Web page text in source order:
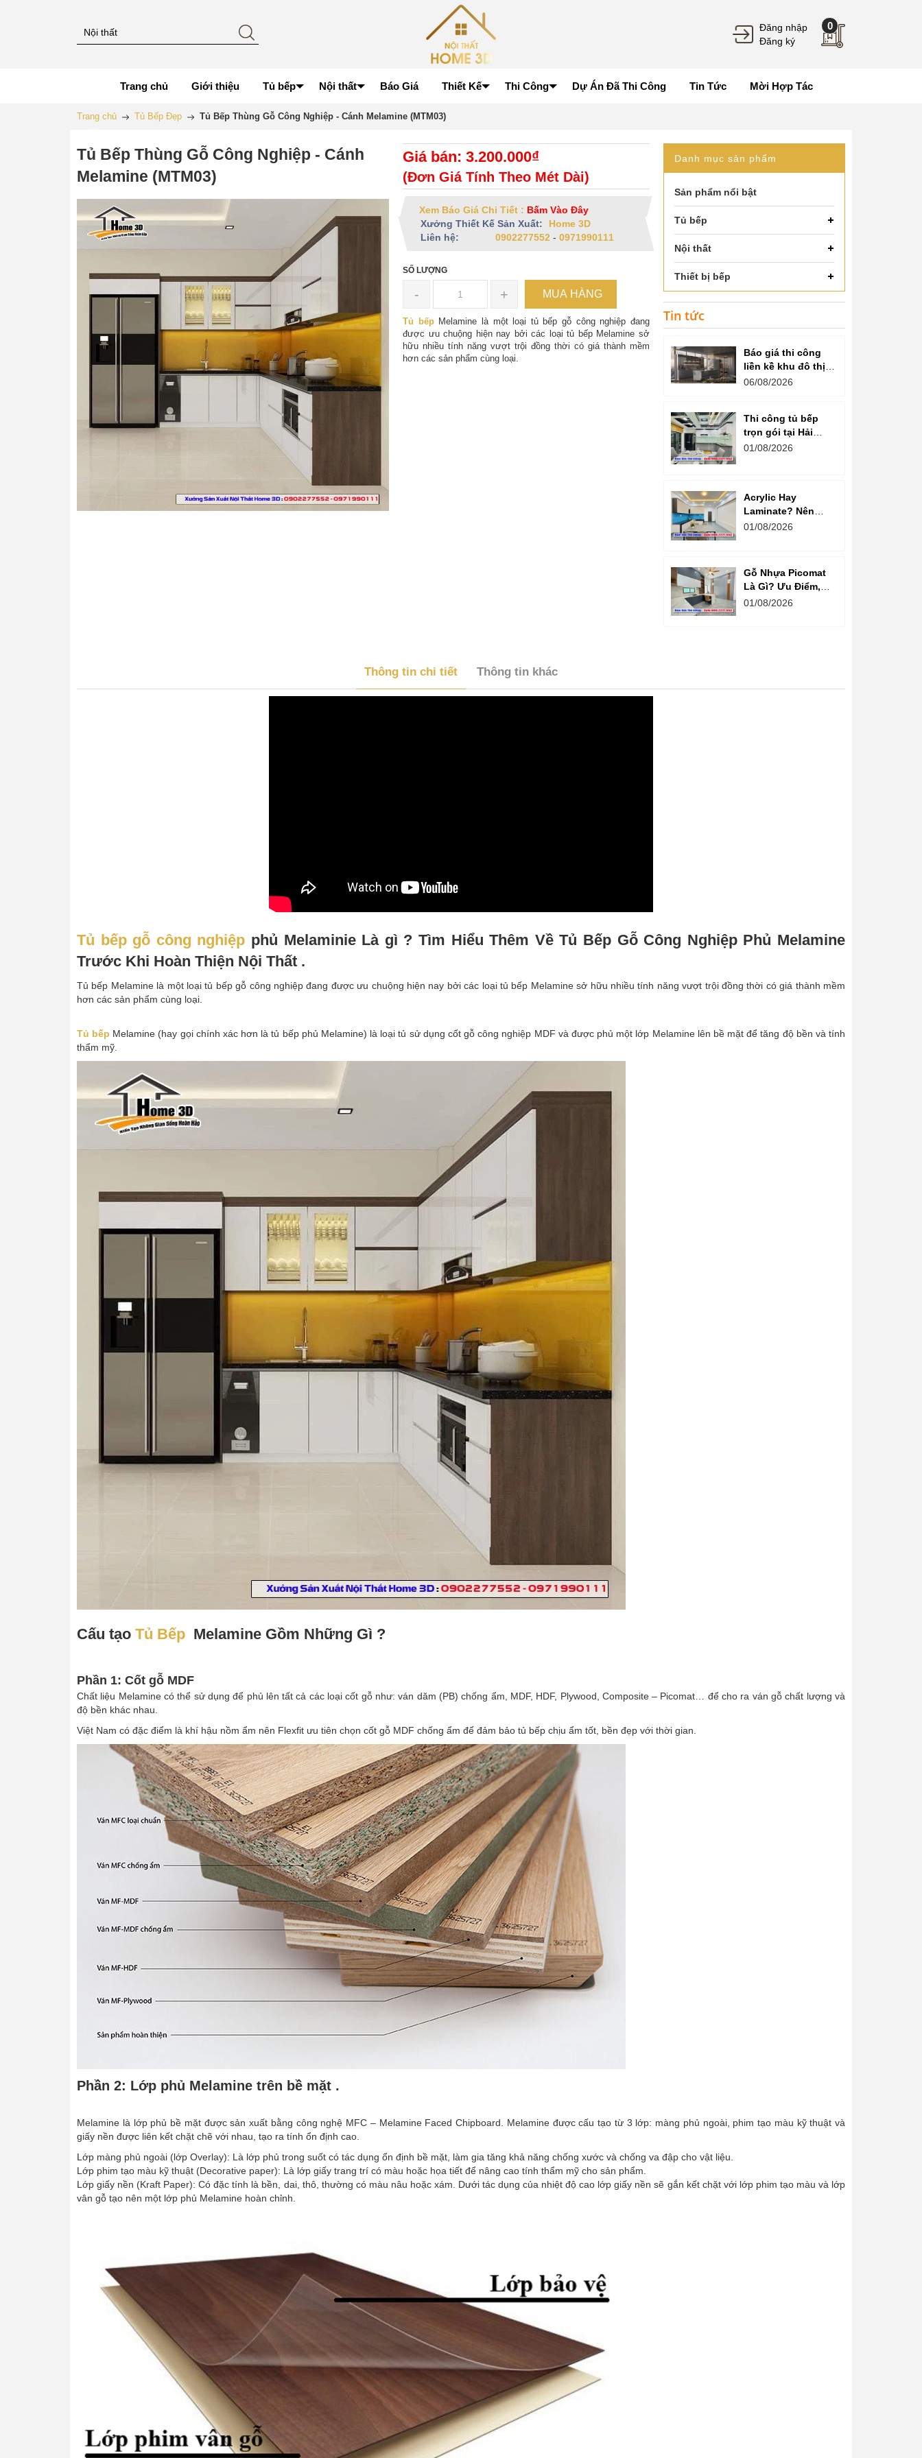
Đăng nhập
Đăng ký
0
Trang chủ Giới thiệu Tủ bếp Nội thất Báo Giá Thiết Kế Thi Công Dự Án Đã Thi Công Tin Tức Mời Hợp Tác
Trang chủ Tủ Bếp Đẹp Tủ Bếp Thùng Gỗ Công Nghiệp - Cánh Melamine (MTM03)
Tủ Bếp Thùng Gỗ Công Nghiệp - Cánh
Melamine (MTM03)
Giá bán: 3.200.000₫
(Đơn Giá Tính Theo Mét Dài)
Xem Báo Giá Chi Tiết : Bấm Vào Đây
Xưởng Thiết Kế Sản Xuất:
Home 3D
Liên hệ:
0902277552 -0971990111
SỐ LƯỢNG
- + MUA HÀNG
Tủ bếpMelamine là một loại tủ bếp gỗ công nghiệp đang
được ưu chuộng hiện nay bởi các loại tủ bếp Melamine sở
hữu nhiều tính năng vượt trội đồng thời có giá thành mềm
hơn các sản phẩm cùng loại.
Danh mục sản phẩm
Sản phẩm nổi bật
Tủ bếp
Nội thất
Thiết bị bếp
Tin tức
Báo giá thi công
liền kề khu đô thị
văn phú hà đông
06/08/2026
Thi công tủ bếp
trọn gói tại Hải
Dương cam kết
01/08/2026
Acrylic Hay
Laminate? Nên
Chọn Loại Nào
01/08/2026
Gỗ Nhựa Picomat
Là Gì? Ưu Điểm,
Nhược Điểm Và
01/08/2026
Thông tin chi tiết Thông tin khác
Tủ bếp gỗ công nghiệp phủ Melaminie Là gì ? Tìm Hiểu Thêm Về Tủ Bếp Gỗ Công Nghiệp Phủ Melamine
Trước Khi Hoàn Thiện Nội Thất .
Tủ bếp Melamine là một loại tủ bếp gỗ công nghiệp đang được ưu chuộng hiện nay bởi các loại tủ bếp Melamine sở hữu nhiều tính năng vượt trội đồng thời có giá thành mềm
hơn các sản phẩm cùng loại.
Tủ bếp Melamine (hay gọi chính xác hơn là tủ bếp phủ Melamine) là loại tủ sử dụng cốt gỗ công nghiệp MDF và được phủ một lớp Melamine lên bề mặt để tăng độ bền và tính
thẩm mỹ.
Cấu tạo Tủ Bếp Melamine Gồm Những Gì ?
Phần 1: Cốt gỗ MDF
Chất liệu Melamine có thể sử dụng để phủ lên tất cả các loại cốt gỗ như: ván dăm (PB) chống ẩm, MDF, HDF, Plywood, Composite – Picomat… để cho ra ván gỗ chất lượng và
độ bền khác nhau.
Việt Nam có đặc điểm là khí hậu nồm ẩm nên Flexfit ưu tiên chọn cốt gỗ MDF chống ẩm để đảm bảo tủ bếp chịu ẩm tốt, bền đẹp với thời gian.
Phần 2: Lớp phủ Melamine trên bề mặt .
Melamine là lớp phủ bề mặt được sản xuất bằng công nghệ MFC – Melamine Faced Chipboard. Melamine được cấu tạo từ 3 lớp: màng phủ ngoài, phim tạo màu kỹ thuật và
giấy nền được liên kết chặt chẽ với nhau, tạo ra tính ổn định cao.
Lớp màng phủ ngoài (lớp Overlay): Là lớp phủ trong suốt có tác dụng ổn định bề mặt, làm gia tăng khả năng chống xước và chống va đập cho vật liệu.
Lớp phim tạo màu kỹ thuật (Decorative paper): Là lớp giấy trang trí có màu hoặc họa tiết để nâng cao tính thẩm mỹ cho sản phẩm.
Lớp giấy nền (Kraft Paper): Có đặc tính là bền, dai, thô, thường có màu nâu hoặc xám. Dưới tác dụng của nhiệt độ cao lớp giấy nền sẽ gắn kết chặt với lớp phim tạo màu và lớp
vân gỗ tạo nên một lớp phủ Melamine hoàn chỉnh.